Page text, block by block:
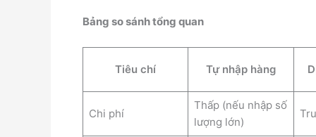
Bảng so sánh tổng quan
Tiêu chí Tự nhập hàng
Chi phí
Thấp (nếu nhập số
lượng lớn)